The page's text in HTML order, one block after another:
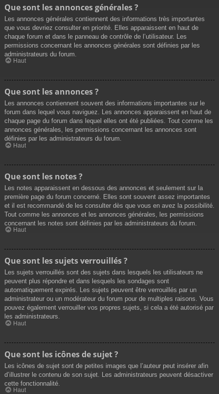
Que sont les annonces générales ?
Les annonces générales contiennent des informations très importantes
que vous devriez consulter en priorité. Elles apparaissent en haut de
chaque forum et dans le panneau de contrôle de l’utilisateur. Les
permissions concernant les annonces générales sont définies par les
administrateurs du forum.
Haut
Que sont les annonces ?
Les annonces contiennent souvent des informations importantes sur le
forum dans lequel vous naviguez. Les annonces apparaissent en haut de
chaque page du forum dans lequel elles ont été publiées. Tout comme les
annonces générales, les permissions concernant les annonces sont
définies par les administrateurs du forum.
Haut
Que sont les notes ?
Les notes apparaissent en dessous des annonces et seulement sur la
première page du forum concerné. Elles sont souvent assez importantes
et il est recommandé de les consulter dès que vous en avez la possibilité.
Tout comme les annonces et les annonces générales, les permissions
concernant les notes sont définies par les administrateurs du forum.
Haut
Que sont les sujets verrouillés ?
Les sujets verrouillés sont des sujets dans lesquels les utilisateurs ne
peuvent plus répondre et dans lesquels les sondages sont
automatiquement expirés. Les sujets peuvent être verrouillés par un
administrateur ou un modérateur du forum pour de multiples raisons. Vous
pouvez également verrouiller vos propres sujets, si cela a été autorisé par
les administrateurs.
Haut
Que sont les icônes de sujet ?
Les icônes de sujet sont de petites images que l’auteur peut insérer afin
d’illustrer le contenu de son sujet. Les administrateurs peuvent désactiver
cette fonctionnalité.
Haut